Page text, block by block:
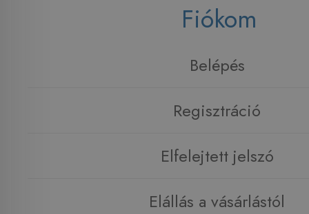
Fiókom
Belépés
Regisztráció
Elfelejtett jelszó
Elállás a vásárlástól